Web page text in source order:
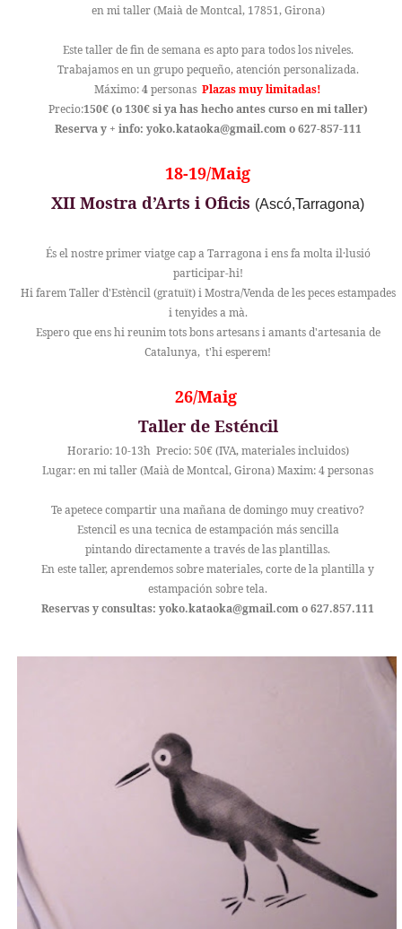
en mi taller (Maià de Montcal, 17851, Girona)
Este taller de fin de semana es apto para todos los niveles.
Trabajamos en un grupo pequeño, atención personalizada.
Máximo:4personas Plazas muy limitadas!
Precio:150€ (o 130€ si ya has hecho antes curso en mi taller)
Reserva y + info: yoko.kataoka@gmail.com o 627-857-111
18-19/Maig
XII Mostra d’Arts i Oficis (Ascó,Tarragona)
És el nostre primer viatge cap a Tarragona i ens fa molta il·lusió
participar-hi!
Hi farem Taller d'Estèncil (gratuït) i Mostra/Venda de les peces estampades
i tenyides a mà.
Espero que ens hi reunim tots bons artesans i amants d'artesania de
Catalunya, t'hi esperem!
26/Maig
Taller de Esténcil
Horario: 10-13h Precio: 50€ (IVA, materiales incluidos)
Lugar: en mi taller (Maià de Montcal, Girona) Maxim: 4 personas
Te apetece compartir una mañana de domingo muy creativo?
Estencil es una tecnica de estampación más sencilla
pintando directamente a través de las plantillas.
En este taller, aprendemos sobre materiales, corte de la plantilla y
estampación sobre tela.
Reservas y consultas: yoko.kataoka@gmail.com o 627.857.111